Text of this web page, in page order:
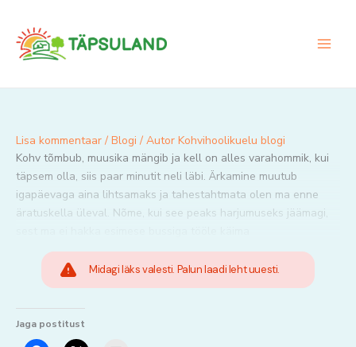
content
Lisa kommentaar / Blogi / Autor Kohvihoolikuelu blogi
Kohv tõmbub, muusika mängib ja kell on alles varahommik, kui
täpsem olla, siis paar minutit neli läbi. Ärkamine muutub
igapäevaga aina lihtsamaks ja tahestahtmata olen ma enne
äratuskella üleval. Nõme, kui see peaks harjumuseks jäämagi,
Midagi läks valesti. Palun laadi leht uuesti.
Jaga postitust